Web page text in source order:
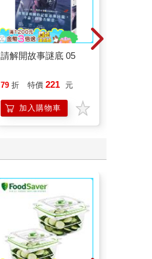
請解開故事謎底 05
79 折 特價 221 元
加入購物車